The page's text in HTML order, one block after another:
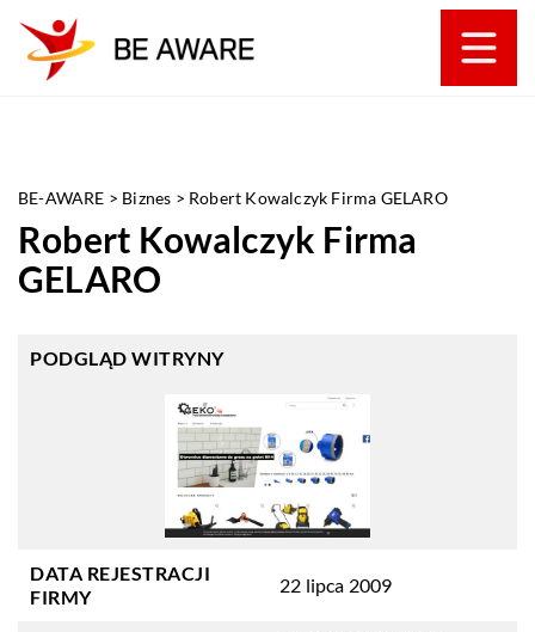
BE-AWARE > Biznes > Robert Kowalczyk Firma GELARO
Robert Kowalczyk Firma
GELARO
PODGLĄD WITRYNY
DATA REJESTRACJI
FIRMY
22 lipca 2009